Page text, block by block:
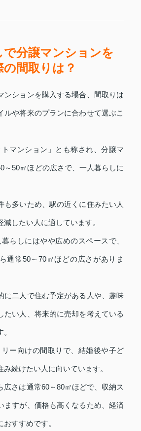
で分譲マンションを
間取りは？
ンションを購入する場合、間取りは
ルや将来のプランに合わせて選ぶこ
マンション」とも称され、分譲マ
～50㎡ほどの広さで、一人暮らしに
も多いため、駅の近くに住みたい人
したい人に適しています。
らしにはやや広めのスペースで、
通常50～70㎡ほどの広さがありま
に二人で住む予定がある人や、趣味
たい人、将来的に売却を考えている
ー向けの間取りで、結婚後や子ど
み続けたい人に向いています。
広さは通常60～80㎡ほどで、収納ス
ますが、価格も高くなるため、経済
すすめです。